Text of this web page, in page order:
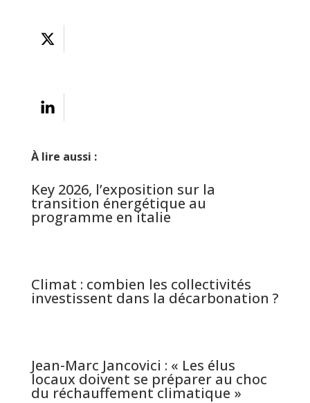
À lire aussi :
Key 2026, l’exposition sur la
transition énergétique au
programme en italie
Climat : combien les collectivités
investissent dans la décarbonation ?
Jean-Marc Jancovici : « Les élus
locaux doivent se préparer au choc
du réchauffement climatique »